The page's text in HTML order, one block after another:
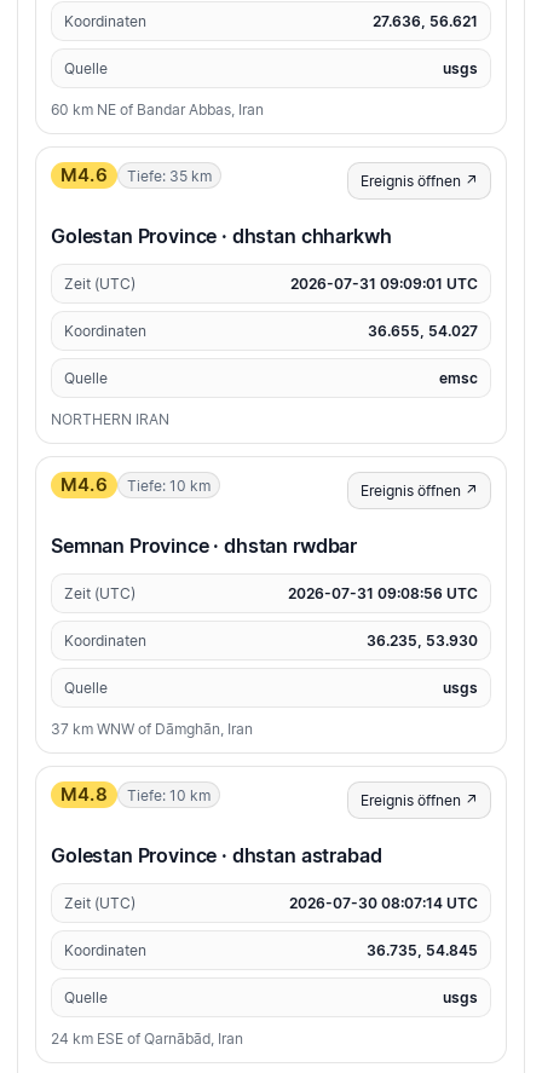
Koordinaten 27.636, 56.621
Quelle usgs
60 km NE of Bandar Abbas, Iran
M4.6 Tiefe: 35 km Ereignis öffnen ↗
Golestan Province · dhstan chharkwh
Zeit (UTC) 2026-07-31 09:09:01 UTC
Koordinaten 36.655, 54.027
Quelle emsc
NORTHERN IRAN
M4.6 Tiefe: 10 km Ereignis öffnen ↗
Semnan Province · dhstan rwdbar
Zeit (UTC) 2026-07-31 09:08:56 UTC
Koordinaten 36.235, 53.930
Quelle usgs
37 km WNW of Dāmghān, Iran
M4.8 Tiefe: 10 km Ereignis öffnen ↗
Golestan Province · dhstan astrabad
Zeit (UTC) 2026-07-30 08:07:14 UTC
Koordinaten 36.735, 54.845
Quelle usgs
24 km ESE of Qarnābād, Iran